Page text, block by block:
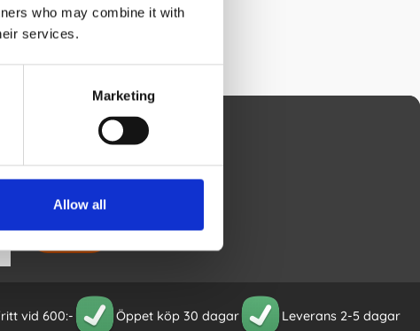
who may combine it with
services.
Marketing
Allow all
som
vid 600:- Öppet köp 30 dagar Leverans 2-5 dagar